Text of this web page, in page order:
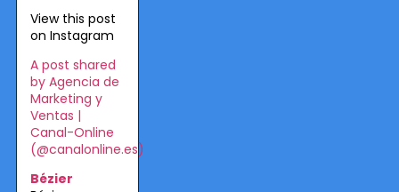
View this post
on Instagram
A post shared
by Agencia de
Marketing y
Ventas |
Canal-Online
(@canalonline.es)
Bézier